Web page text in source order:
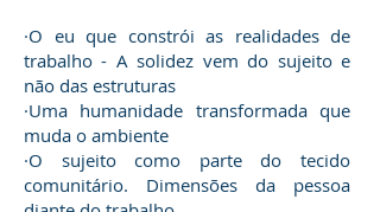
·O eu que constrói as realidades de
trabalho - A solidez vem do sujeito e
não das estruturas
·Uma humanidade transformada que
muda o ambiente
·O sujeito como parte do tecido
comunitário. Dimensões da pessoa